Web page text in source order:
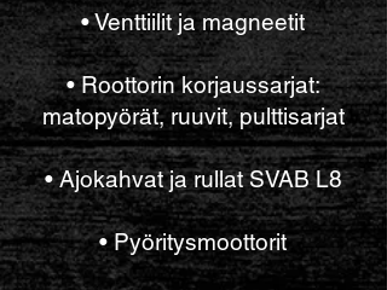
• Venttiilit ja magneetit
• Roottorin korjaussarjat:
matopyörät, ruuvit, pulttisarjat
• Ajokahvat ja rullat SVAB L8
• Pyöritysmoottorit